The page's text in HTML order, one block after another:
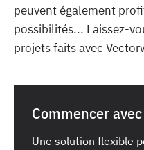
peuvent également
possibilités... Laissez-
projets faits avec
Commencer
Une solution flexible